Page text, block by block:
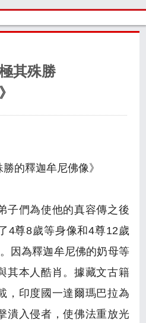
其殊勝
的釋迦牟尼佛像》
子們為使他的真容傳之後
4尊8歲等身像和4尊12歲
因為釋迦牟尼佛的奶母等
其本人酷肖。據藏文古籍
，印度國一達爾瑪巴拉為
潰入侵者，使佛法重放光